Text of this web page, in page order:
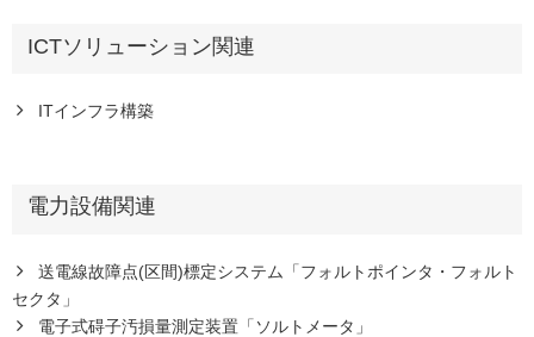
ICTソリューション関連
ITインフラ構築
電力設備関連
送電線故障点(区間)標定システム「フォルトポインタ・フォルト
セクタ」
電子式碍子汚損量測定装置「ソルトメータ」